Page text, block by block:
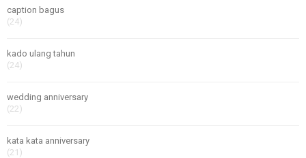
caption bagus
(24)
kado ulang tahun
(24)
wedding anniversary
(22)
kata kata anniversary
(21)